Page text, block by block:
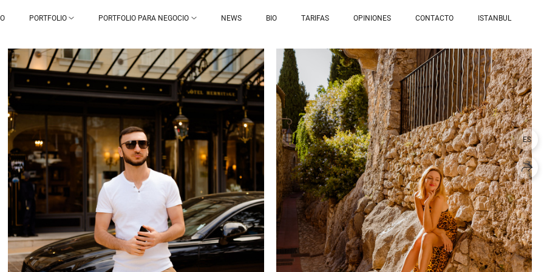
PORTFOLIO PORTFOLIO PARA NEGOCIO NEWS BIO TARIFAS OPINIONES CONTACTO ISTANBUL
ES